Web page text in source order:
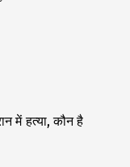
में हत्या, कौन है